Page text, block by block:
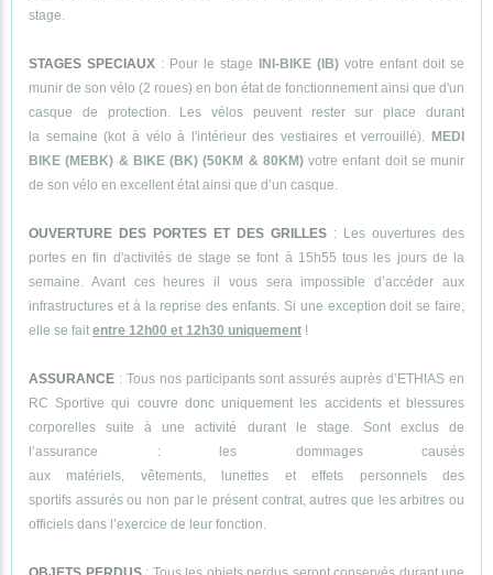
stage.
STAGES SPECIAUX : Pour le stage INI-BIKE (IB) votre enfant doit se
munir de son vélo (2 roues) en bon état de fonctionnement ainsi que d'un
casque de protection. Les vélos peuvent rester sur place durant
la semaine (kot à vélo à l'intérieur des vestiaires et verrouillé). MEDI
BIKE (MEBK) & BIKE (BK) (50KM & 80KM) votre enfant doit se munir
de son vélo en excellent état ainsi que d’un casque.
OUVERTURE DES PORTES ET DES GRILLES : Les ouvertures des
portes en fin d'activités de stage se font à 15h55 tous les jours de la
semaine. Avant ces heures il vous sera impossible d’accéder aux
infrastructures et à la reprise des enfants. Si une exception doit se faire,
elle se fait entre 12h00 et 12h30 uniquement !
ASSURANCE : Tous nos participants sont assurés auprès d’ETHIAS en
RC Sportive qui couvre donc uniquement les accidents et blessures
corporelles suite à une activité durant le stage. Sont exclus de
l’assurance : les dommages causés
aux matériels, vêtements, lunettes et effets personnels des
sportifs assurés ou non par le présent contrat, autres que les arbitres ou
officiels dans l’exercice de leur fonction.